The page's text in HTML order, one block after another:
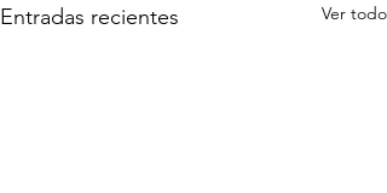
Entradas recientes Ver todo